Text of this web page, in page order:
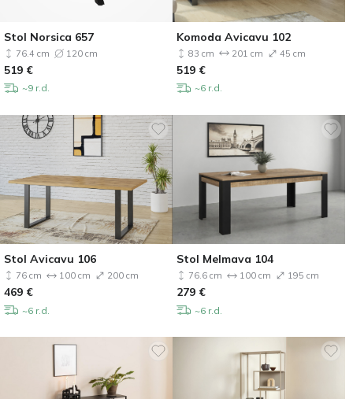
Stol Norsica 657
76.4 cm 120 cm
519 €
~9 r.d.
Komoda Avicavu 102
83 cm 201 cm 45 cm
519 €
~6 r.d.
Stol Avicavu 106
76 cm 100 cm 200 cm
469 €
~6 r.d.
Stol Melmava 104
76.6 cm 100 cm 195 cm
279 €
~6 r.d.